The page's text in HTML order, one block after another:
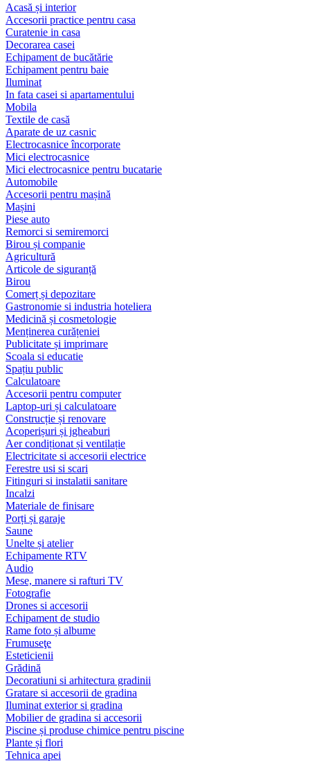
Acasă și interior
Accesorii practice pentru casa
Curatenie in casa
Decorarea casei
Echipament de bucătărie
Echipament pentru baie
Iluminat
In fata casei si apartamentului
Mobila
Textile de casă
Aparate de uz casnic
Electrocasnice încorporate
Mici electrocasnice
Mici electrocasnice pentru bucatarie
Automobile
Accesorii pentru mașină
Mașini
Piese auto
Remorci si semiremorci
Birou și companie
Agricultură
Articole de siguranță
Birou
Comerț și depozitare
Gastronomie si industria hoteliera
Medicină și cosmetologie
Menținerea curățeniei
Publicitate și imprimare
Scoala si educatie
Spațiu public
Calculatoare
Accesorii pentru computer
Laptop-uri și calculatoare
Construcție și renovare
Acoperișuri și jgheaburi
Aer condiționat și ventilație
Electricitate si accesorii electrice
Ferestre usi si scari
Fitinguri si instalatii sanitare
Incalzi
Materiale de finisare
Porți și garaje
Saune
Unelte și atelier
Echipamente RTV
Audio
Mese, manere si rafturi TV
Fotografie
Drones si accesorii
Echipament de studio
Rame foto și albume
Frumuseţe
Esteticienii
Grădină
Decoratiuni si arhitectura gradinii
Gratare si accesorii de gradina
Iluminat exterior si gradina
Mobilier de gradina si accesorii
Piscine și produse chimice pentru piscine
Plante și flori
Tehnica apei